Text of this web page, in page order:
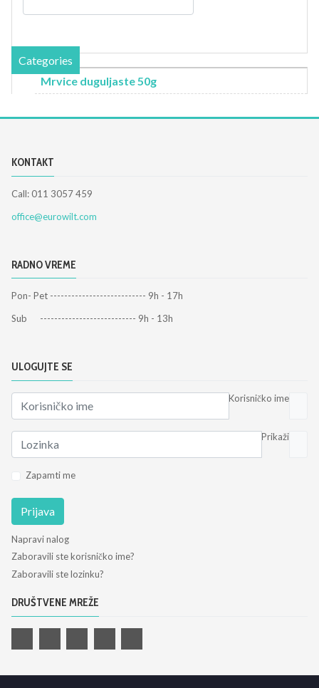
Categories
Mrvice duguljaste 50g
KONTAKT
Call: 011 3057 459
office@eurowilt.com
RADNO VREME
Pon- Pet --------------------------- 9h - 17h
Sub --------------------------- 9h - 13h
ULOGUJTE SE
Korisničko ime
Prikaži
Zapamti me
Prijava
Napravi nalog
Zaboravili ste korisničko ime?
Zaboravili ste lozinku?
DRUŠTVENE MREŽE